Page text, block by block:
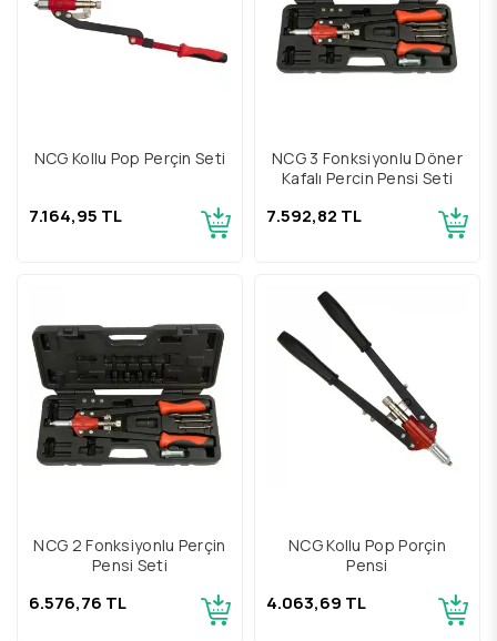
NCG Kollu Pop Perçin Seti
7.164,95 TL
NCG 3 Fonksiyonlu Döner
Kafalı Perçin Pensi Seti
7.592,82 TL
NCG 2 Fonksiyonlu Perçin
Pensi Seti
6.576,76 TL
NCG Kollu Pop Porçin
Pensi
4.063,69 TL